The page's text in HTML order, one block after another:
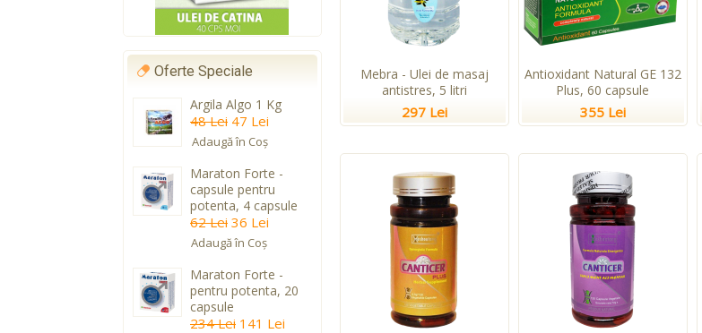
Oferte Speciale
Argila Algo 1 Kg
48 Lei 47 Lei
Adaugă în Coş
Maraton Forte -
capsule pentru
potenta, 4 capsule
62 Lei 36 Lei
Adaugă în Coş
Maraton Forte -
pentru potenta, 20
capsule
234 Lei 141 Lei
Mebra - Ulei de masaj
antistres, 5 litri
297 Lei
Antioxidant Natural GE 132
Plus, 60 capsule
355 Lei